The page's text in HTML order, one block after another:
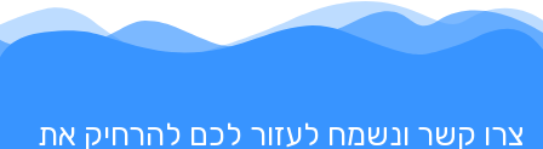
צרו קשר ונשמח לעזור לכם להרחיק את